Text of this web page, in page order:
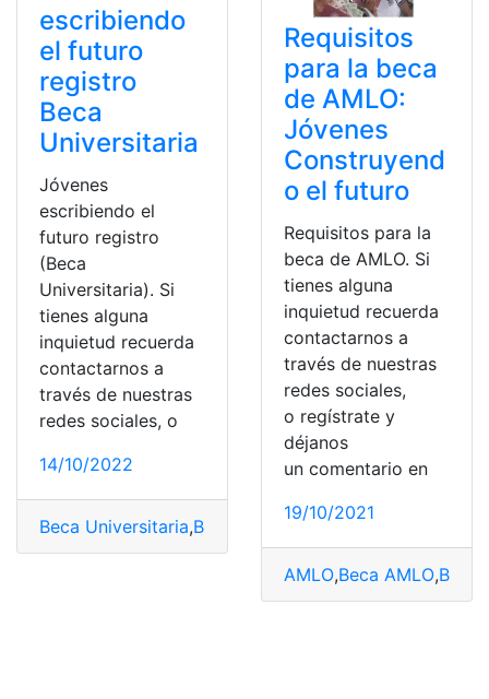
escribiendo
el futuro
registro
Beca
Universitaria
Jóvenes
escribiendo el
futuro registro
(Beca
Universitaria). Si
tienes alguna
inquietud recuerda
contactarnos a
través de nuestras
redes sociales, o
14/10/2022
Beca Universitaria,Becas Consultas, Jóvenes
Requisitos
para la beca
de AMLO:
Jóvenes
Construyend
o el futuro
Requisitos para la
beca de AMLO. Si
tienes alguna
inquietud recuerda
contactarnos a
través de nuestras
redes sociales,
o regístrate y
déjanos
un comentario en
19/10/2021
AMLO,Beca AMLO,Becas